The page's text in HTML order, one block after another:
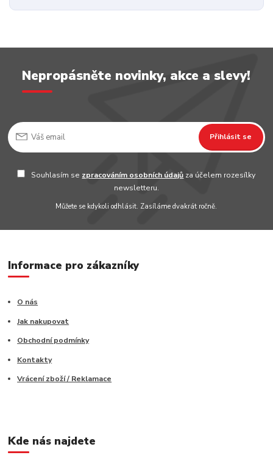
Nepropásněte novinky, akce a slevy!
Přihlásit se
Souhlasím se zpracováním osobních údajů za účelem rozesílky
newsletteru.
Můžete se kdykoli odhlásit. Zasíláme dvakrát ročně.
Informace pro zákazníky
O nás
Jak nakupovat
Obchodní podmínky
Kontakty
Vrácení zboží / Reklamace
Kde nás najdete